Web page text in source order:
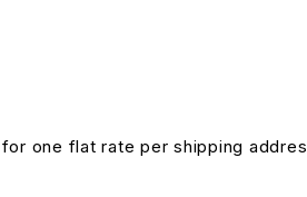
one flat rate per shipping